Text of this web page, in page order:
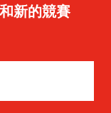
新的競賽